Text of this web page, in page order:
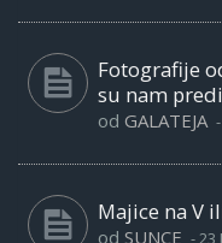
Fotografije
su nam
od GALATEJA -
Majice na V
od SUNCE -23